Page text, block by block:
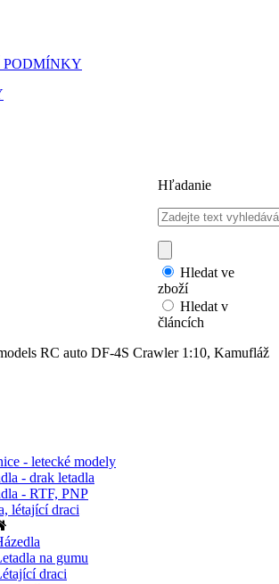
PODMÍNKY
Hľadanie
Hledat ve
zboží
Hledat v
článcích
RC auto DF-4S Crawler 1:10, Kamufláž
- letecké modely
- drak letadla
- RTF, PNP
létající draci
na gumu
draci